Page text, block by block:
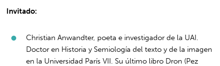
Invitado:
Christian Anwandter, poeta e investigador de la UAI.
Doctor en Historia y Semiología del texto y de la imagen
en la Universidad París VII. Su último libro Dron (Pez